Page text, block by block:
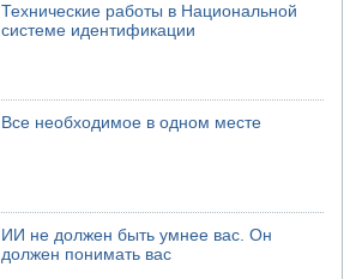
Технические работы в Национальной
системе идентификации
Все необходимое в одном месте
ИИ не должен быть умнее вас. Он
должен понимать вас